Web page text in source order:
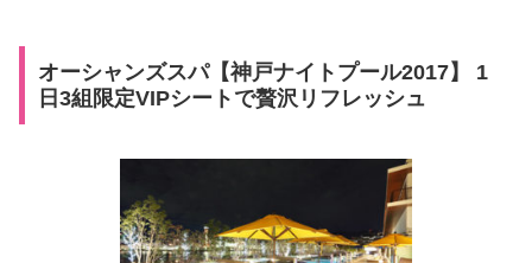
オーシャンズスパ【神戸ナイトプール2017】 1
日3組限定VIPシートで贅沢リフレッシュ